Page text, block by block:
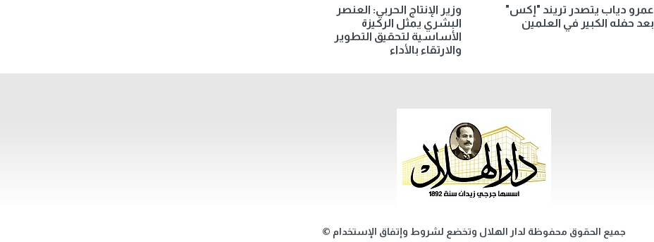
عمرو دياب يتصدر تريند "إكس"
بعد حفله الكبير في العلمين
وزير الإنتاج الحربي: العنصر
البشري يمثل الركيزة
الأساسية لتحقيق التطوير
والارتقاء بالأداء
جميع الحقوق محفوظة لدار الهلال وتخضع لشروط وإتفاق الإستخدام ©